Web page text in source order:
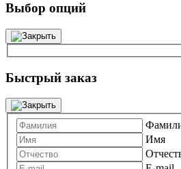
Выбор опций
Быстрый заказ
Имя